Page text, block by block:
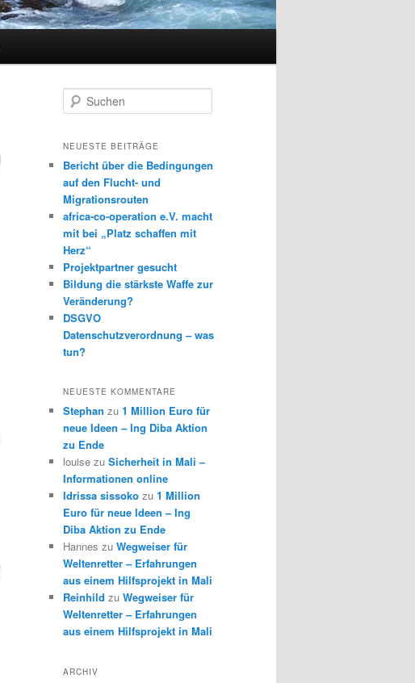
u
h
n
NEUESTE BEITRÄGE
Bericht über die Bedingungen
auf den Flucht- und
Migrationsrouten
africa-co-operation e.V. macht
mit bei „Platz schaffen mit
Herz“
Projektpartner gesucht
Bildung die stärkste Waffe zur
Veränderung?
DSGVO
Datenschutzverordnung – was
tun?
NEUESTE KOMMENTARE
Stephan zu 1 Million Euro für
neue Ideen – Ing Diba Aktion
zu Ende
louise zu Sicherheit in Mali –
Informationen online
Idrissa sissoko zu 1 Million
Euro für neue Ideen – Ing
Diba Aktion zu Ende
Hannes zu Wegweiser für
Weltenretter – Erfahrungen
aus einem Hilfsprojekt in Mali
Reinhild zu Wegweiser für
Weltenretter – Erfahrungen
aus einem Hilfsprojekt in Mali
ARCHIV